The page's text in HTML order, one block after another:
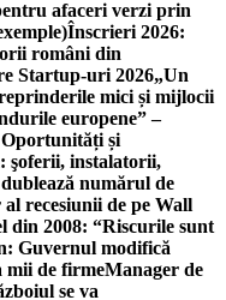
afaceri verzi prin
Înscrieri 2026:
români din
Startup-uri 2026„Un
mici și mijlocii
europene” –
și
şoferii, instalatorii,
numărul de
recesiunii de pe Wall
din 2008: “Riscurile sunt
Guvernul modifică
mii de firmeManager de
se va